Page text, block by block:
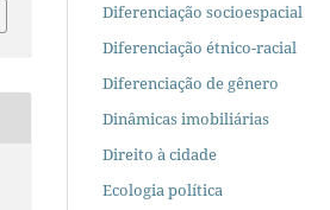
Diferenciação socioespacial
Diferenciação étnico-racial
Diferenciação de gênero
Dinâmicas imobiliárias
Direito à cidade
Ecologia política